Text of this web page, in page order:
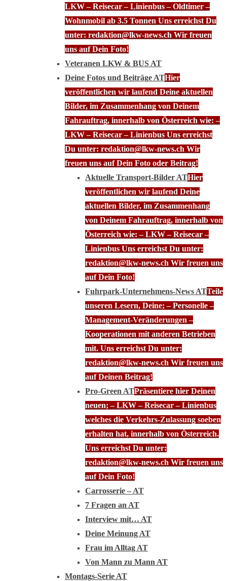
LKW – Reisecar – Linienbus – Oldtimer –
Wohnmobil ab 3.5 Tonnen Uns erreichst Du
unter: redaktion@lkw-news.ch Wir freuen
uns auf Dein Foto!
Veteranen LKW & BUS AT
Deine Fotos und Beiträge ATHier
veröffentlichen wir laufend Deine aktuellen
Bilder, im Zusammenhang von Deinem
Fahrauftrag, innerhalb von Österreich wie: –
LKW – Reisecar – Linienbus Uns erreichst
Du unter: redaktion@lkw-news.ch Wir
freuen uns auf Dein Foto oder Beitrag!
Aktuelle Transport-Bilder ATHier
veröffentlichen wir laufend Deine
aktuellen Bilder, im Zusammenhang
von Deinem Fahrauftrag, innerhalb von
Österreich wie: – LKW – Reisecar –
Linienbus Uns erreichst Du unter:
redaktion@lkw-news.ch Wir freuen uns
auf Dein Foto!
Fuhrpark-Unternehmens-News ATTeile
unseren Lesern, Deine; – Personelle –
Management-Veränderungen –
Kooperationen mit anderen Betrieben
mit. Uns erreichst Du unter:
redaktion@lkw-news.ch Wir freuen uns
auf Deinen Beitrag!
Pro-Green ATPräsentiere hier Deinen
neuen; – LKW – Reisecar – Linienbus
welches die Verkehrs-Zulassung soeben
erhalten hat, innerhalb von Österreich.
Uns erreichst Du unter:
redaktion@lkw-news.ch Wir freuen uns
auf Dein Foto!
Carrosserie – AT
7 Fragen an AT
Interview mit… AT
Deine Meinung AT
Frau im Alltag AT
Von Mann zu Mann AT
Montags-Serie AT